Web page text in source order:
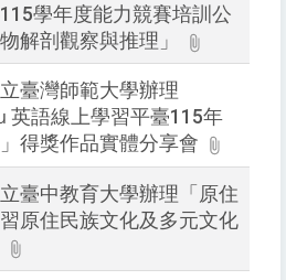
學年度能力競賽培訓公
解剖觀察與推理」
臺灣師範大學辦理
英語線上學習平臺115年
得獎作品實體分享會
臺中教育大學辦理「原住
原住民族文化及多元文化